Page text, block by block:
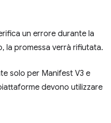
un errore durante la
la promessa verrà rifiutata.
solo per Manifest V3 e
devono utilizzare